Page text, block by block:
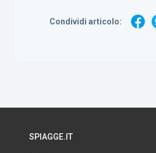
Condividi articolo:
SPIAGGE.IT